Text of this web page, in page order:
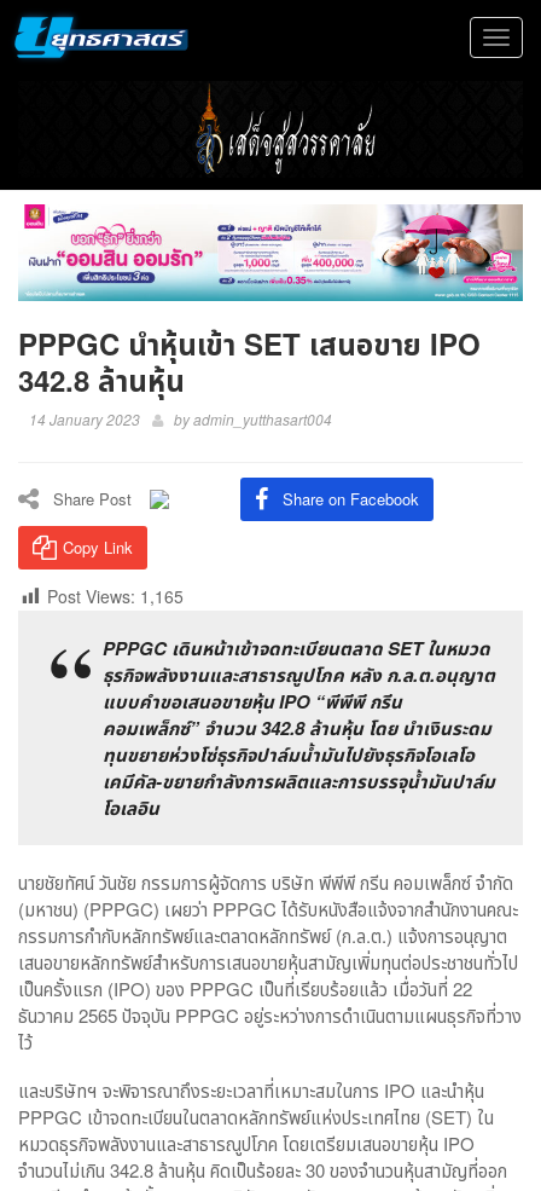
Toggle
PPPGC นำหุ้นเข้า SET เสนอขาย IPO
342.8 ล้านหุ้น
14 January 2023 byadmin_yutthasart004
Share Post Share on Facebook
Copy Link
Post Views: 1,165
PPPGC เดินหน้าเข้าจดทะเบียนตลาด SET ในหมวด
ธุรกิจพลังงานและสาธารณูปโภค หลัง ก.ล.ต.อนุญาต
แบบคำขอเสนอขายหุ้น IPO “พีพีพี กรีน
คอมเพล็กซ์” จำนวน 342.8 ล้านหุ้น โดย นำเงินระดม
ทุนขยายห่วงโซ่ธุรกิจปาล์มน้ำมันไปยังธุรกิจโอเลโอ
เคมีคัล-ขยายกำลังการผลิตและการบรรจุน้ำมันปาล์ม
โอเลอิน
นายชัยทัศน์ วันชัย กรรมการผู้จัดการ บริษัท พีพีพี กรีน คอมเพล็กซ์ จำกัด
(มหาชน) (PPPGC) เผยว่า PPPGC ได้รับหนังสือแจ้งจากสำนักงานคณะ
กรรมการกำกับหลักทรัพย์และตลาดหลักทรัพย์ (ก.ล.ต.) แจ้งการอนุญาต
เสนอขายหลักทรัพย์สำหรับการเสนอขายหุ้นสามัญเพิ่มทุนต่อประชาชนทั่วไป
เป็นครั้งแรก (IPO) ของ PPPGC เป็นที่เรียบร้อยแล้ว เมื่อวันที่ 22
ธันวาคม 2565 ปัจจุบัน PPPGC อยู่ระหว่างการดำเนินตามแผนธุรกิจที่วาง
ไว้
และบริษัทฯ จะพิจารณาถึงระยะเวลาที่เหมาะสมในการ IPO และนำหุ้น
PPPGC เข้าจดทะเบียนในตลาดหลักทรัพย์แห่งประเทศไทย (SET) ใน
หมวดธุรกิจพลังงานและสาธารณูปโภค โดยเตรียมเสนอขายหุ้น IPO
จำนวนไม่เกิน 342.8 ล้านหุ้น คิดเป็นร้อยละ 30 ของจำนวนหุ้นสามัญที่ออก